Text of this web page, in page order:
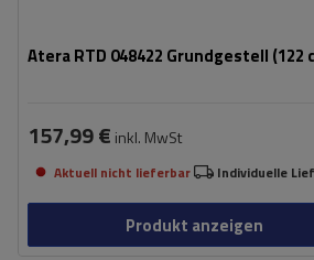
Atera RTD 048422 Grundgestell (122
157,99 € inkl. MwSt
Aktuell nicht lieferbar Individuelle
Produkt anzeigen